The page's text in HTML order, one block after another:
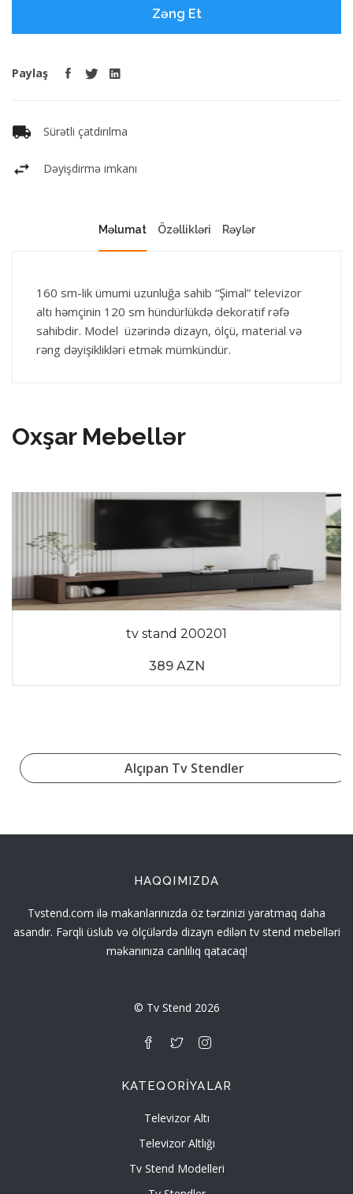
Zəng Et
Paylaş
Sürətli çatdırılma
Dəyişdirmə imkanı
Məlumat Özəllikləri Rəylər
160 sm-lik ümumi uzunluğa sahib “Şimal” televizor
altı həmçinin 120 sm hündürlükdə dekoratif rəfə
sahibdir. Model üzərində dizayn, ölçü, material və
rəng dəyişiklikləri etmək mümkündür.
Oxşar Mebellər
tv stand 200201
389 AZN
Alçıpan Tv Stendler
HAQQIMIZDA
Tvstend.com ilə makanlarınızda öz tərzinizi yaratmaq daha
asandır. Fərqli üslub və ölçülərdə dizayn edilən tv stend mebelləri
məkanınıza canlılıq qatacaq!
© Tv Stend 2026
KATEQORIYALAR
Televizor Altı
Televizor Altlığı
Tv Stend Modelleri